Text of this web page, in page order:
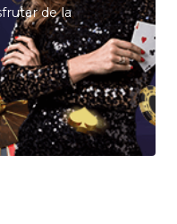
de la